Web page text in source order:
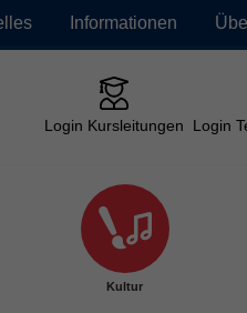
Informationen
Login Kursleitungen Login
Kultur